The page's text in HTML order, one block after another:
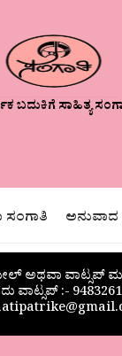
ಬದುಕಿಗೆ ಸಾಹಿತ್ಯ
ಸಂಗಾತಿ ಅನುವಾದ
ಅಥವಾ ವಾಟ್ಸಪ್
ವಾಟ್ಸಪ್‌ :-